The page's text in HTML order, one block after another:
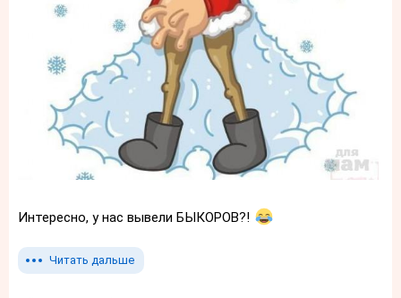
Интересно, у нас вывели БЫКОРОВ?!
Читать дальше